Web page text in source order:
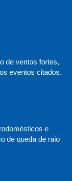
de ventos fortes,
eventos citados.
e
de queda de raio